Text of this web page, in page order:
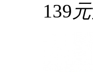
139 元